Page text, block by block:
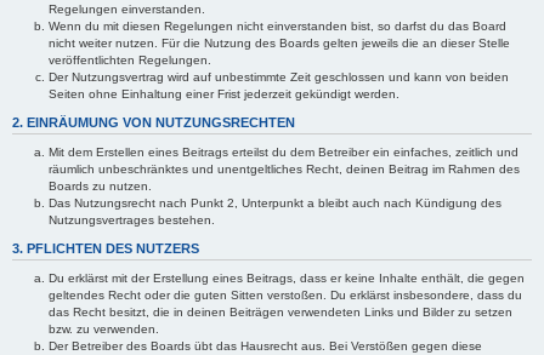
Regelungen einverstanden.
Wenn du mit diesen Regelungen nicht einverstanden bist, so darfst du das Board
nicht weiter nutzen. Für die Nutzung des Boards gelten jeweils die an dieser Stelle
veröffentlichten Regelungen.
Der Nutzungsvertrag wird auf unbestimmte Zeit geschlossen und kann von beiden
Seiten ohne Einhaltung einer Frist jederzeit gekündigt werden.
2. EINRÄUMUNG VON NUTZUNGSRECHTEN
Mit dem Erstellen eines Beitrags erteilst du dem Betreiber ein einfaches, zeitlich und
räumlich unbeschränktes und unentgeltliches Recht, deinen Beitrag im Rahmen des
Boards zu nutzen.
Das Nutzungsrecht nach Punkt 2, Unterpunkt a bleibt auch nach Kündigung des
Nutzungsvertrages bestehen.
3. PFLICHTEN DES NUTZERS
Du erklärst mit der Erstellung eines Beitrags, dass er keine Inhalte enthält, die gegen
geltendes Recht oder die guten Sitten verstoßen. Du erklärst insbesondere, dass du
das Recht besitzt, die in deinen Beiträgen verwendeten Links und Bilder zu setzen
bzw. zu verwenden.
Der Betreiber des Boards übt das Hausrecht aus. Bei Verstößen gegen diese